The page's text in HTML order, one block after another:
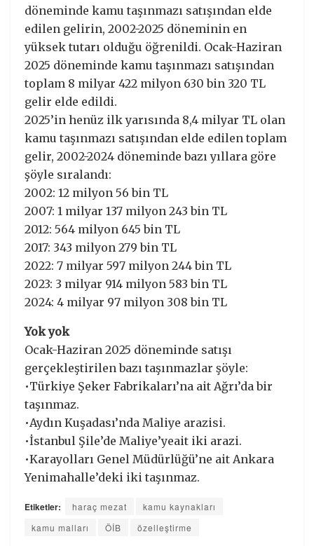
döneminde kamu taşınmazı satışından elde
edilen gelirin, 2002-2025 döneminin en
yüksek tutarı olduğu öğrenildi. Ocak-Haziran
2025 döneminde kamu taşınmazı satışından
toplam 8 milyar 422 milyon 630 bin 320 TL
gelir elde edildi.
2025’in henüz ilk yarısında 8,4 milyar TL olan
kamu taşınmazı satışından elde edilen toplam
gelir, 2002-2024 döneminde bazı yıllara göre
şöyle sıralandı:
2002: 12 milyon 56 bin TL
2007: 1 milyar 137 milyon 243 bin TL
2012: 564 milyon 645 bin TL
2017: 343 milyon 279 bin TL
2022: 7 milyar 597 milyon 244 bin TL
2023: 3 milyar 914 milyon 583 bin TL
2024: 4 milyar 97 milyon 308 bin TL
Yok yok
Ocak-Haziran 2025 döneminde satışı
gerçekleştirilen bazı taşınmazlar şöyle:
•Türkiye Şeker Fabrikaları’na ait Ağrı’da bir
taşınmaz.
•Aydın Kuşadası’nda Maliye arazisi.
•İstanbul Şile’de Maliye’yeait iki arazi.
•Karayolları Genel Müdürlüğü’ne ait Ankara
Yenimahalle’deki iki taşınmaz.
Etiketler: haraç mezat
kamu kaynakları
kamu malları
ÖİB özelleştirme